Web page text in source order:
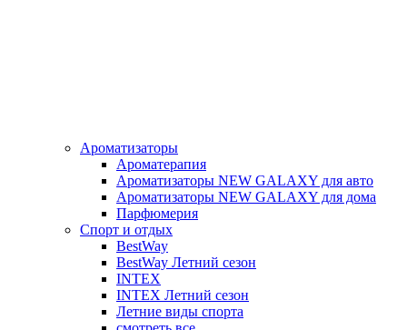
Ароматизаторы
Ароматерапия
Ароматизаторы NEW GALAXY для авто
Ароматизаторы NEW GALAXY для дома
Парфюмерия
Спорт и отдых
BestWay
BestWay Летний сезон
INTEX
INTEX Летний сезон
Летние виды спорта